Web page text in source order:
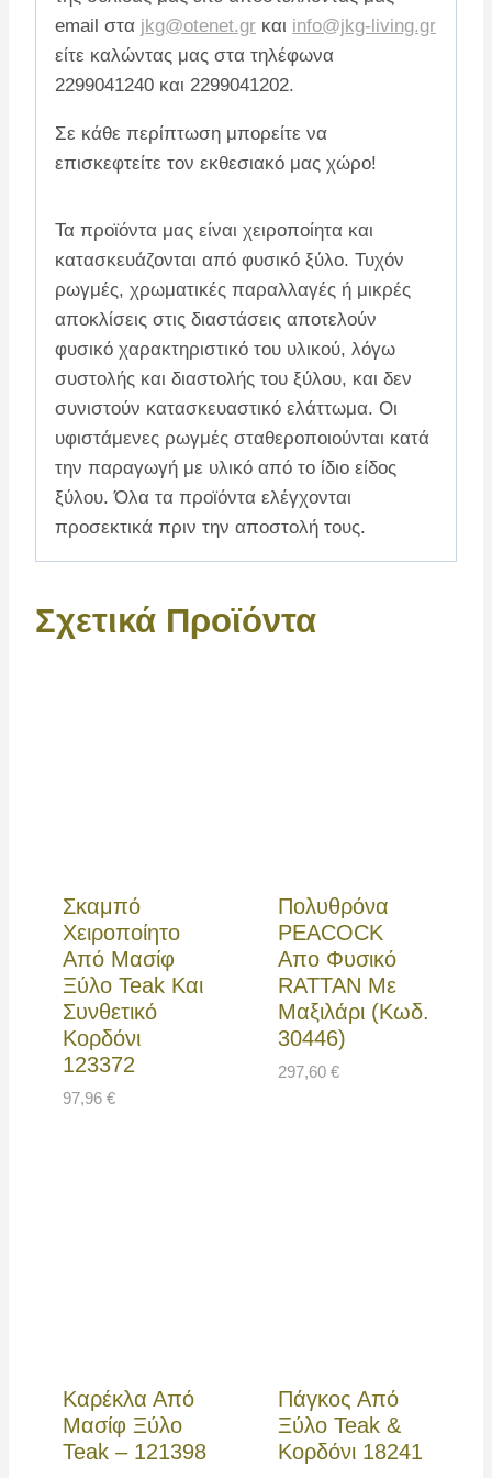
email στα jkg@otenet.gr και info@jkg-living.gr
είτε καλώντας μας στα τηλέφωνα
2299041240 και 2299041202.
Σε κάθε περίπτωση μπορείτε να
επισκεφτείτε τον εκθεσιακό μας χώρο!
Τα προϊόντα μας είναι χειροποίητα και
κατασκευάζονται από φυσικό ξύλο. Τυχόν
ρωγμές, χρωματικές παραλλαγές ή μικρές
αποκλίσεις στις διαστάσεις αποτελούν
φυσικό χαρακτηριστικό του υλικού, λόγω
συστολής και διαστολής του ξύλου, και δεν
συνιστούν κατασκευαστικό ελάττωμα. Οι
υφιστάμενες ρωγμές σταθεροποιούνται κατά
την παραγωγή με υλικό από το ίδιο είδος
ξύλου. Όλα τα προϊόντα ελέγχονται
προσεκτικά πριν την αποστολή τους.
Σχετικά Προϊόντα
Σκαμπό
Χειροποίητο
Από Μασίφ
Ξύλο Teak Και
Συνθετικό
Κορδόνι
123372
97,96 €
Πολυθρόνα
PEACOCK
Απο Φυσικό
RATTAN Με
Μαξιλάρι (Κωδ.
30446)
297,60 €
Καρέκλα Από
Μασίφ Ξύλο
Teak – 121398
Πάγκος Από
Ξύλο Teak &
Κορδόνι 18241